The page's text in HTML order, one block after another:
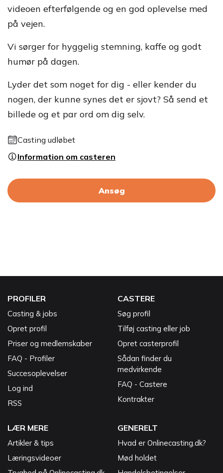
videoen efterfølgende og en god oplevelse med
på vejen.
Vi sørger for hyggelig stemning, kaffe og godt
humør på dagen.
Lyder det som noget for dig - eller kender du
nogen, der kunne synes det er sjovt? Så send et
billede og et par ord om dig selv.
Casting udløbet
Information om casteren
Ansøg
PROFILER
Casting & jobs
Opret profil
Priser og medlemskaber
FAQ - Profiler
Succesoplevelser
Log ind
RSS
CASTERE
Søg profil
Tilføj casting eller job
Opret casterprofil
Sådan finder du
medvirkende
FAQ - Castere
Kontrakter
LÆR MERE
Artikler & tips
Læringsvideoer
GENERELT
Hvad er Onlinecasting.dk?
Mød holdet